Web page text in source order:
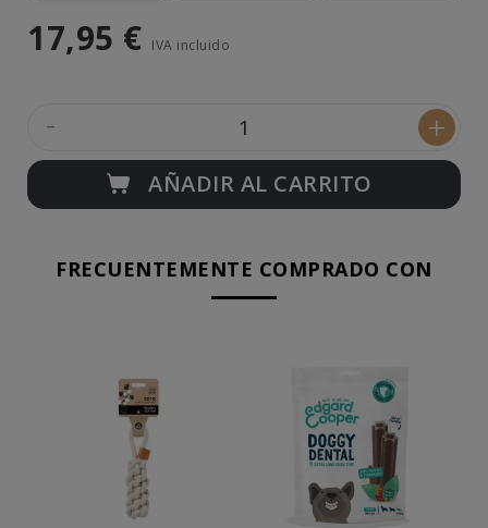
17,95 € IVA incluido
- +
AÑADIR AL CARRITO
FRECUENTEMENTE COMPRADO CON